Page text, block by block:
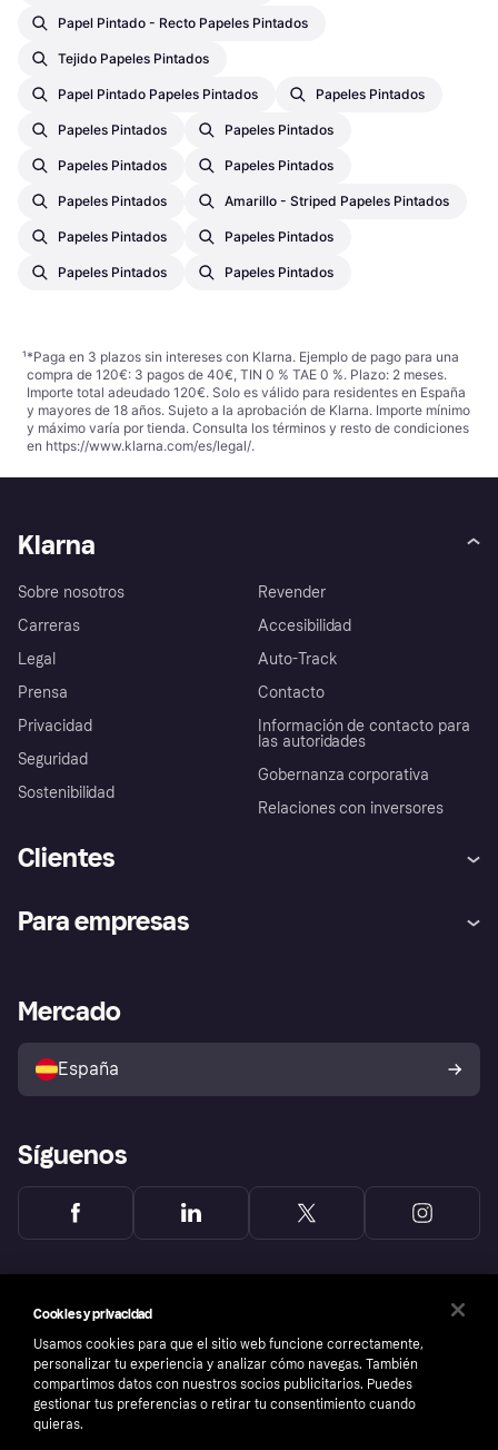
Papel Pintado - Recto Papeles Pintados
Tejido Papeles Pintados
Papel Pintado Papeles Pintados Papeles Pintados
Papeles Pintados Papeles Pintados
Papeles Pintados Papeles Pintados
Papeles Pintados Amarillo - Striped Papeles Pintados
Papeles Pintados Papeles Pintados
Papeles Pintados Papeles Pintados
¹*Paga en 3 plazos sin intereses con Klarna. Ejemplo de pago para una
compra de 120€: 3 pagos de 40€, TIN 0 % TAE 0 %. Plazo: 2 meses.
Importe total adeudado 120€. Solo es válido para residentes en España
y mayores de 18 años. Sujeto a la aprobación de Klarna. Importe mínimo
y máximo varía por tienda. Consulta los términos y resto de condiciones
en https://www.klarna.com/es/legal/.
Klarna
Sobre nosotros
Carreras
Legal
Prensa
Privacidad
Seguridad
Sostenibilidad
Revender
Accesibilidad
Auto-Track
Contacto
Información de contacto para
las autoridades
Gobernanza corporativa
Relaciones con inversores
Clientes
Inicio de sesión
Directorio de tiendas
Política de protección al
comprador de Klarna
Reclamaciones
Para empresas
Acceso empresas
Mercado
España
Síguenos
Cookies y privacidad
Usamos cookies para que el sitio web funcione correctamente,
personalizar tu experiencia y analizar cómo navegas. También
compartimos datos con nuestros socios publicitarios. Puedes
gestionar tus preferencias o retirar tu consentimiento cuando
quieras.